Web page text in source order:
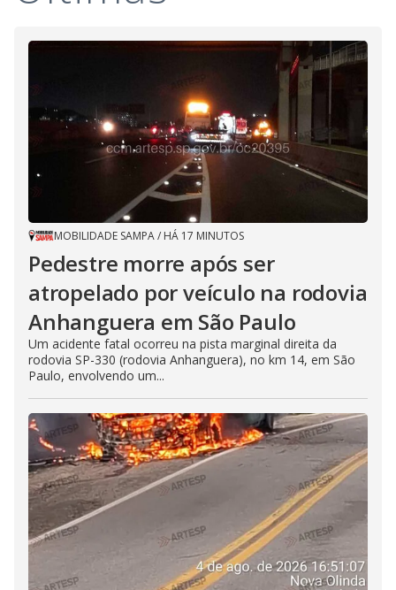
MOBILIDADE SAMPA/ HÁ 17 MINUTOS
Pedestre morre após ser
atropelado por veículo na rodovia
Anhanguera em São Paulo
Um acidente fatal ocorreu na pista marginal direita da
rodovia SP-330 (rodovia Anhanguera), no km 14, em São
Paulo, envolvendo um...